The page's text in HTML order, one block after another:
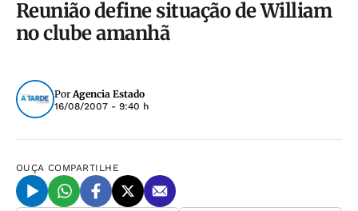
Reunião define situação de William
no clube amanhã
PorAgencia Estado
16/08/2007 - 9:40 h
OUÇA COMPARTILHE